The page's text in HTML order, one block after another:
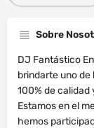
Sobre
DJ Fantástico
brindarte uno de
100% de calidad
Estamos en el
hemos